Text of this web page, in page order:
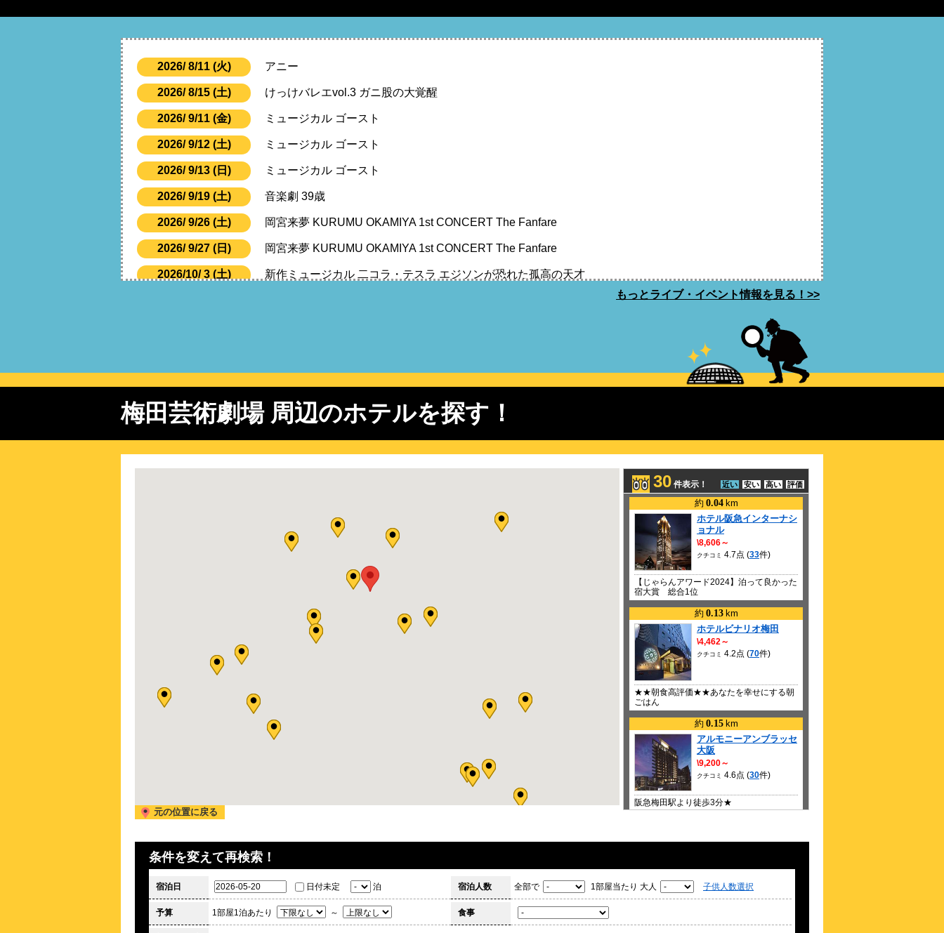
2026/ 8/11 (火) アニー
2026/ 8/15 (土) けっけバレエvol.3 ガニ股の大覚醒
2026/ 9/11 (金) ミュージカル ゴースト
2026/ 9/12 (土) ミュージカル ゴースト
2026/ 9/13 (日) ミュージカル ゴースト
2026/ 9/19 (土) 音楽劇 39歳
2026/ 9/26 (土) 岡宮来夢 KURUMU OKAMIYA 1st CONCERT The Fanfare
2026/ 9/27 (日) 岡宮来夢 KURUMU OKAMIYA 1st CONCERT The Fanfare
2026/10/ 3 (土) 新作ミュージカル 二コラ・テスラ エジソンが恐れた孤高の天才
2026/10/29 (木) 再会
2026/11/ 1 (日) THE ALUCARD SHOW
舞台 キュー
もっとライブ・イベント情報を見る！>>
梅田芸術劇場 周辺のホテルを探す！
元の位置に戻る
30 件表示！ 近い 安い 高い 評価
約 0.04 km
ホテル阪急インターナシ
ョナル
\8,606～
クチコミ 4.7点 (33件)
【じゃらんアワード2024】泊って良かった
宿大賞 総合1位
約 0.13 km
ホテルビナリオ梅田
\4,462～
クチコミ 4.2点 (70件)
★★朝食高評価★★あなたを幸せにする朝
ごはん
約 0.15 km
アルモニーアンブラッセ
大阪
\9,200～
クチコミ 4.6点 (30件)
阪急梅田駅より徒歩3分★
ハートンホテル北梅田
条件を変えて再検索！
宿泊日 日付未定 泊 宿泊人数 全部で 1部屋当たり 大人 子供人数選択
予算 1部屋1泊あたり ～ 食事